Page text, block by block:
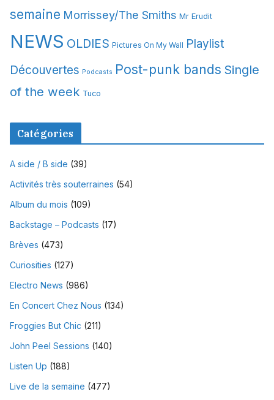
semaine Morrissey/The Smiths Mr Erudit
NEWS OLDIES Pictures On My Wall Playlist
Découvertes Podcasts Post-punk bands Single
of the week Tuco
Catégories
A side / B side (39)
Activités très souterraines (54)
Album du mois (109)
Backstage – Podcasts (17)
Brèves (473)
Curiosities (127)
Electro News (986)
En Concert Chez Nous (134)
Froggies But Chic (211)
John Peel Sessions (140)
Listen Up (188)
Live de la semaine (477)